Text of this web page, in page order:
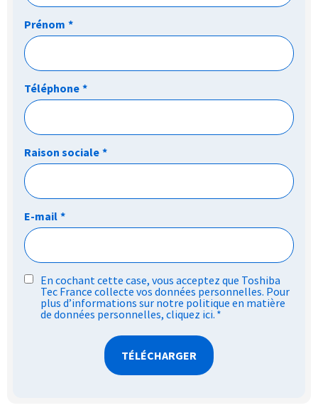
Prénom *
Téléphone *
Raison sociale *
E-mail *
RGPDEn cochant cette case, vous acceptez que Toshiba
Tec France collecte vos données personnelles. Pour
plus d’informations sur notre politique en matière
de données personnelles, cliquez ici. *